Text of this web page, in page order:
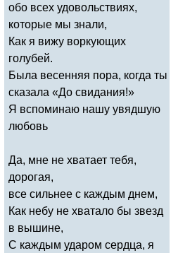
обо всех удовольствиях,
которые мы знали,
Как я вижу воркующих
голубей.
Была весенняя пора, когда ты
сказала «До свидания!»
Я вспоминаю нашу увядшую
любовь
Да, мне не хватает тебя,
дорогая,
все сильнее с каждым днем,
Как небу не хватало бы звезд
в вышине,
С каждым ударом сердца, я